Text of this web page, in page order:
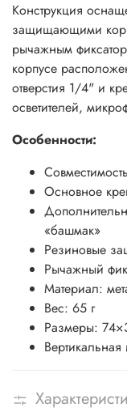
Конструкция
защищающими
рычажным
корпусе
отверстия 1/4" и
осветителей,
Особенности:
Основное
«башмак»
Резиновые
Рычажный
Материал:
Вес: 65 г
Размеры: